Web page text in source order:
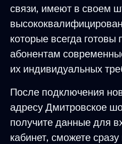
связи, имеют в своем
которые всегда
абонентам
их индивидуальных
После подключения
адресу Дмитровское
получите данные для
кабинет, сможете сразу